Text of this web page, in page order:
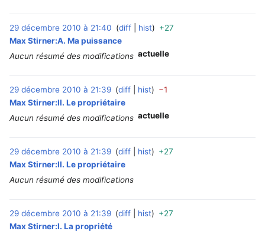
29 décembre 2010 à 21:40 diff hist +27
Max Stirner:A. Ma puissance
Aucun résumé des modifications actuelle
29 décembre 2010 à 21:39 diff hist −1
Max Stirner:II. Le propriétaire
Aucun résumé des modifications actuelle
29 décembre 2010 à 21:39 diff hist +27
Max Stirner:II. Le propriétaire
Aucun résumé des modifications
29 décembre 2010 à 21:39 diff hist +27
Max Stirner:I. La propriété